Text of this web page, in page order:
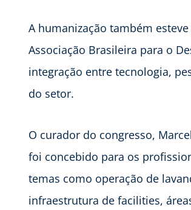
A humanização também
Associação Brasileira para o
integração entre tecnologia,
do setor.
O curador do congresso,
foi concebido para os
temas como operação de
infraestrutura de facilities,